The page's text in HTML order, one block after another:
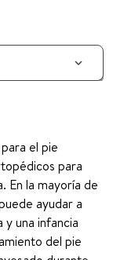
el pie
para
En la mayoría de
ayudar a
una infancia
del pie